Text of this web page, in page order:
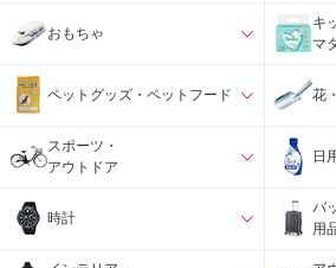
おもちゃ
キ
マ
ペットグッズ・ペットフード 花
スポーツ・
アウトドア
日
時計
バ
用